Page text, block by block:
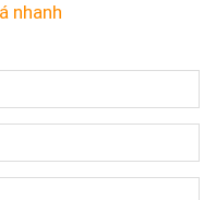
nhanh